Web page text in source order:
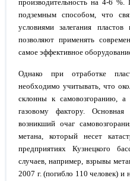
производительность на 4-6
подземным способом, что
условиями залегания
позволяют применять
самое эффективное
Однако при отработке
необходимо учитывать, что
склонны к самовозгоранию,
газовому фактору.
возникший очаг
метана, который несет
предприятиях Кузнецкого
случаев, например, взрывы
2007 г. (погибло 110 человек)